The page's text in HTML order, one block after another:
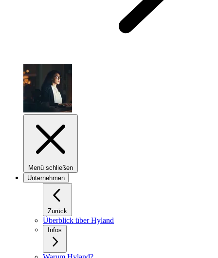
Menü schließen
Unternehmen
Zurück
Überblick über Hyland
Infos